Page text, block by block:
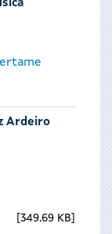
Ardeiro
349.69 KB